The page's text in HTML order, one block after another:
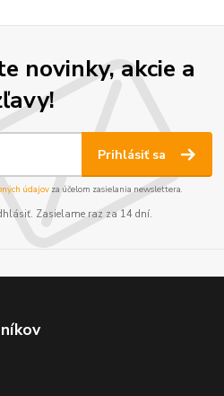
novinky, akcie a
Prihlásiť sa
údajov za účelom zasielania newslettera.
Zasielame raz za 14 dní.